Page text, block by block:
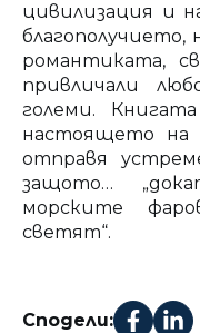
цивилизация и
благополучието,
романтиката,
привличали
големи.
настоящето на
отправя
защото…
морските
светят“.
Сподели: